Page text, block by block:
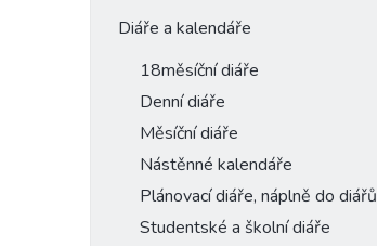
Diáře a kalendáře
18měsíční diáře
Denní diáře
Měsíční diáře
Nástěnné kalendáře
Plánovací diáře, náplně do diářů
Studentské a školní diáře